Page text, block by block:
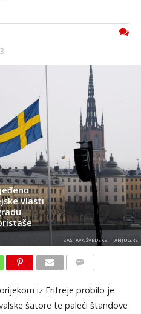
vlasti
ZASTAVA ŠVEDSKE - TANJUG.RS
iz Eritreje probilo je
šatore te paleći štandove